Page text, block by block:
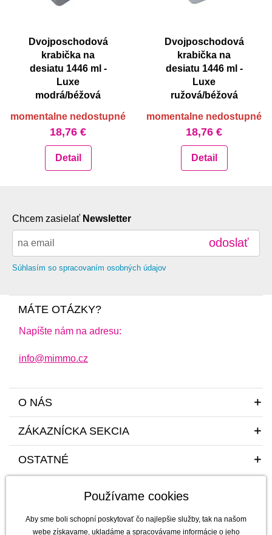
Dvojposchodová
krabička na
desiatu 1446 ml -
Luxe
modrá/béžová
momentalne nedostupné
18,76 €
Detail
Dvojposchodová
krabička na
desiatu 1446 ml -
Luxe
ružová/béžová
momentalne nedostupné
18,76 €
Detail
Chcem zasielať Newsletter
odoslať
Súhlasím so spracovaním osobných údajov
MÁTE OTÁZKY?
Napíšte nám na adresu:
info@mimmo.cz
O NÁS
ZÁKAZNÍCKA SEKCIA
OSTATNÉ
Používame cookies
Aby sme boli schopní poskytovať čo najlepšie služby, tak na našom
webe získavame, ukladáme a spracovávame informácie o jeho